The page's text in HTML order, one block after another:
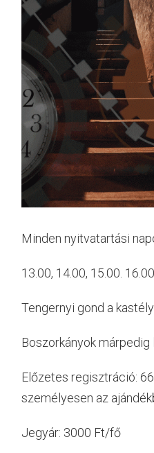
Minden nyitvatartási
13.00, 14.00, 15.00.
Tengernyi gond a
Boszorkányok márpedig
Előzetes regisztráció:
személyesen az
Jegyár: 3000 Ft/fő